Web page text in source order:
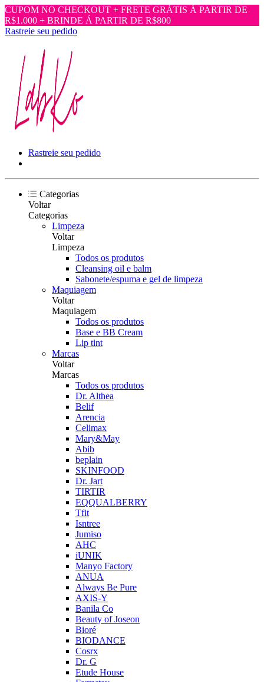
CUPOM NO CHECKOUT + FRETE GRÁTIS Á PARTIR DE
R$1.000 + BRINDE Á PARTIR DE R$800
Rastreie seu pedido
Rastreie seu pedido
Categorias
Voltar
Categorias
Limpeza
Voltar
Limpeza
Todos os produtos
Cleansing oil e balm
Sabonete/espuma e gel de limpeza
Maquiagem
Voltar
Maquiagem
Todos os produtos
Base e BB Cream
Lip tint
Marcas
Voltar
Marcas
Todos os produtos
Dr. Althea
Belif
Arencia
Celimax
Mary&May
Abib
beplain
SKINFOOD
Dr. Jart
TIRTIR
EQQUALBERRY
Tfit
Isntree
Jumiso
AHC
iUNIK
Manyo Factory
ANUA
Always Be Pure
AXIS-Y
Banila Co
Beauty of Joseon
Bioré
BIODANCE
Cosrx
Dr. G
Etude House